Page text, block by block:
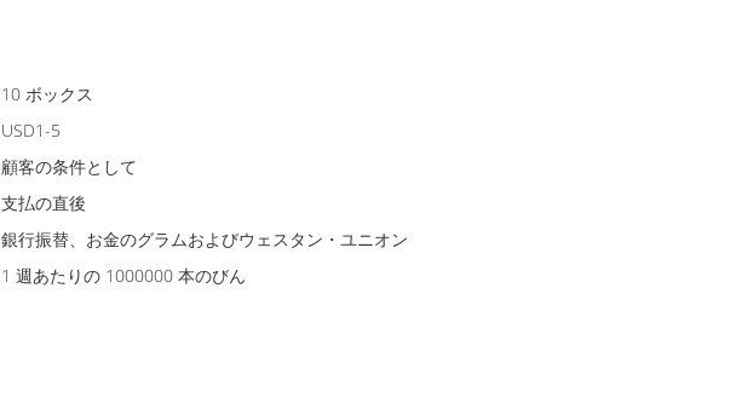
10 ボックス
USD1-5
顧客の条件として
支払の直後
銀行振替、お金のグラムおよびウェスタン・ユニオン
1 週あたりの 1000000 本のびん